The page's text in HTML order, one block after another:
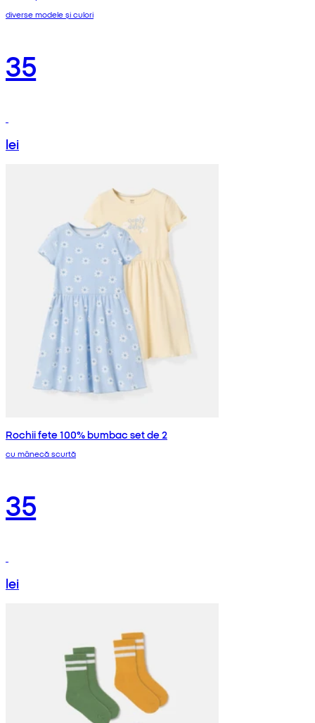
diverse modele și culori
35
lei
Rochii fete 100% bumbac set de 2
cu mânecă scurtă
35
lei